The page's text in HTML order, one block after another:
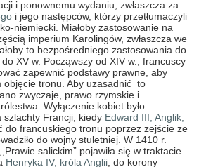
i ponownemu wydaniu, zwłaszcza za
i jego następców, którzy przetłumaczyli
niemiecki. Miałoby zastosowanie na
imperium Karolingów, zwłaszcza we
to bezpośredniego zastosowania do
XV w. Począwszy od XIV w., francuscy
zapewnić podstawy prawne, aby
objęcie tronu. Aby uzasadnić to
zwyczaje, prawo rzymskie i
Wyłączenie kobiet było
szlachty Francji, kiedy Edward III, Anglik,
do francuskiego tronu poprzez zejście ze
do wojny stuletniej. W 1410 r.
salickim” pojawiła się w traktacie
Henryka IV, króla Anglii , do korony